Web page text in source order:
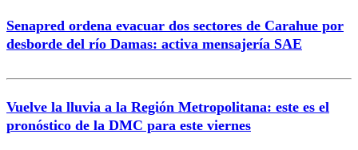
Senapred ordena evacuar dos sectores de Carahue por
desborde del río Damas: activa mensajería SAE
Vuelve la lluvia a la Región Metropolitana: este es el
pronóstico de la DMC para este viernes